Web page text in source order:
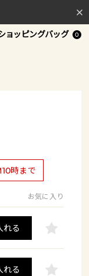
ョッピングバッグ 0
時まで
お気に入り
れる
れる